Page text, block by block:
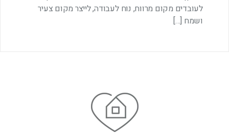
לעובדים מקום מרווח, נוח לעבודה, לייצר מקום צעיר
ושמח […]